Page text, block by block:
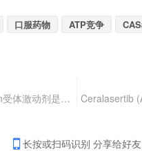
口服药物 ATP竞争
这种减肥药要凉?Azelaprag作为Apelin受体激动剂是如何发挥作用的呢？
长按或扫码识别 分享给好友